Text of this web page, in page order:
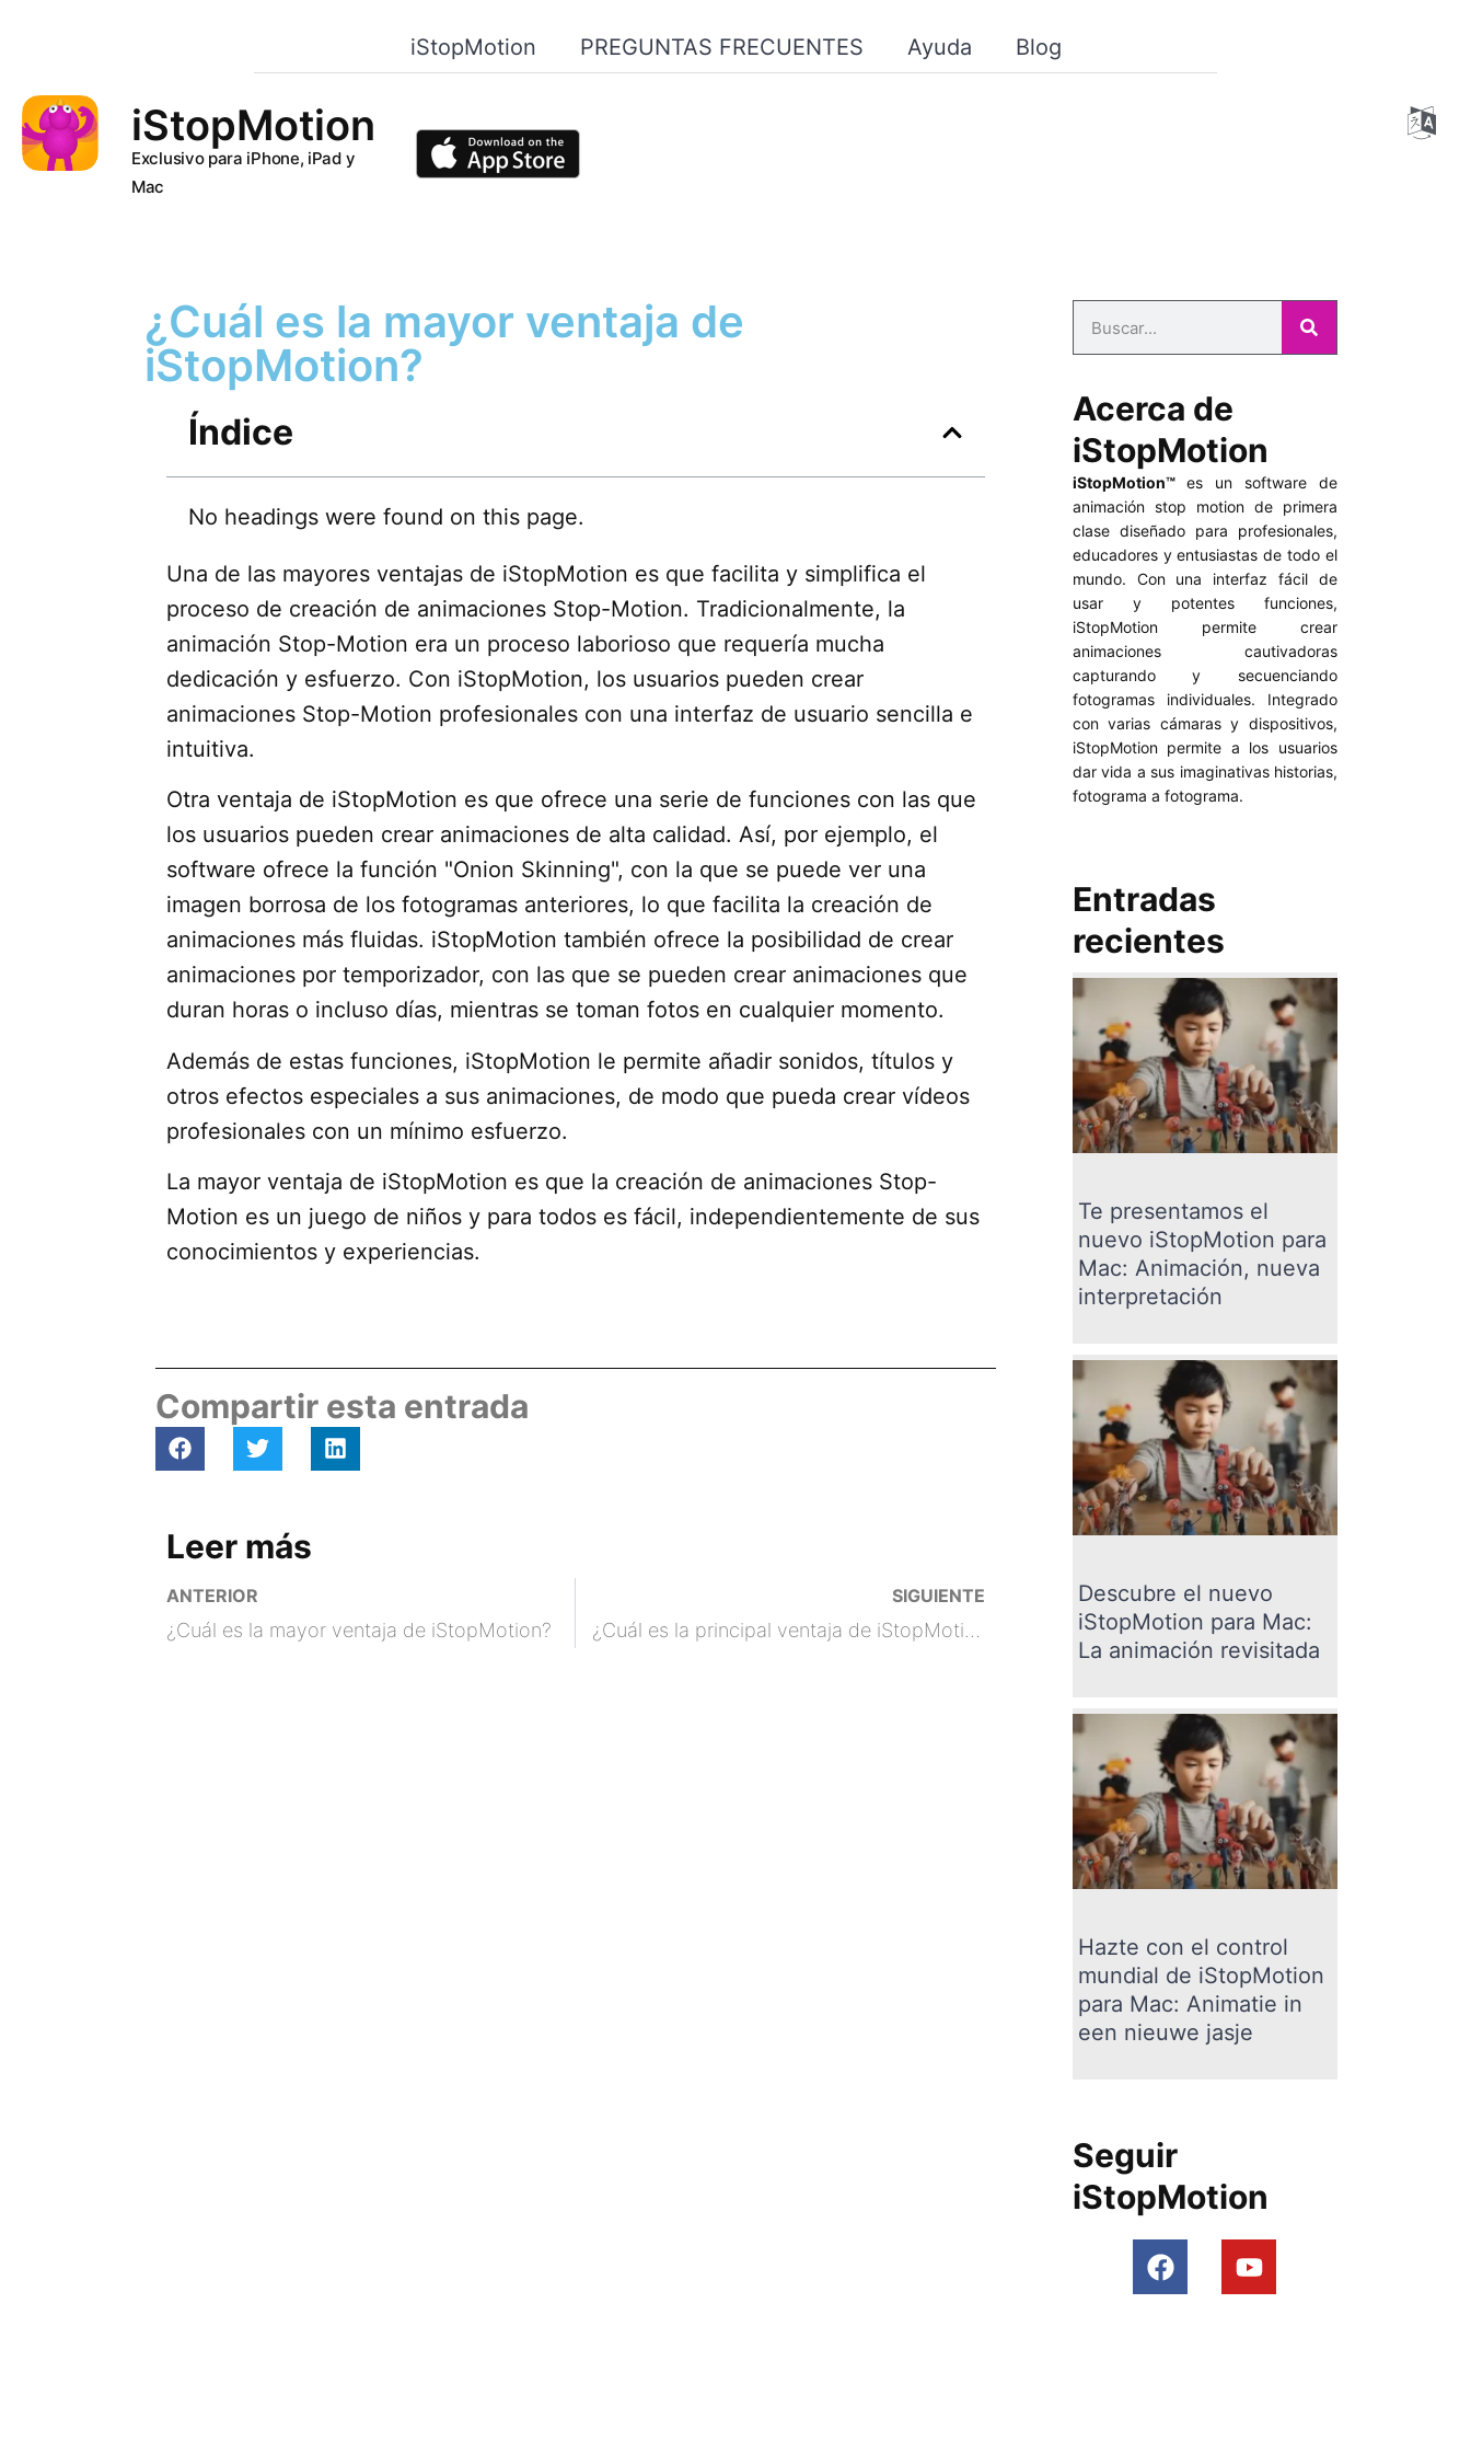
iStopMotion PREGUNTAS FRECUENTES Ayuda Blog
iStopMotion
Exclusivo para iPhone, iPad y
Mac
¿Cuál es la mayor ventaja de
iStopMotion?
Índice
No headings were found on this page.
Una de las mayores ventajas de iStopMotion es que facilita y simplifica el
proceso de creación de animaciones Stop-Motion. Tradicionalmente, la
animación Stop-Motion era un proceso laborioso que requería mucha
dedicación y esfuerzo. Con iStopMotion, los usuarios pueden crear
animaciones Stop-Motion profesionales con una interfaz de usuario sencilla e
intuitiva.
Otra ventaja de iStopMotion es que ofrece una serie de funciones con las que
los usuarios pueden crear animaciones de alta calidad. Así, por ejemplo, el
software ofrece la función "Onion Skinning", con la que se puede ver una
imagen borrosa de los fotogramas anteriores, lo que facilita la creación de
animaciones más fluidas. iStopMotion también ofrece la posibilidad de crear
animaciones por temporizador, con las que se pueden crear animaciones que
duran horas o incluso días, mientras se toman fotos en cualquier momento.
Además de estas funciones, iStopMotion le permite añadir sonidos, títulos y
otros efectos especiales a sus animaciones, de modo que pueda crear vídeos
profesionales con un mínimo esfuerzo.
La mayor ventaja de iStopMotion es que la creación de animaciones Stop-
Motion es un juego de niños y para todos es fácil, independientemente de sus
conocimientos y experiencias.
Compartir esta entrada
Leer más
ANTERIOR
¿Cuál es la mayor ventaja de iStopMotion?
SIGUIENTE
¿Cuál es la principal ventaja de iStopMotion?
Acerca de
iStopMotion
iStopMotion™es un software de
animación stop motion de primera
clase diseñado para profesionales,
educadores y entusiastas de todo el
mundo. Con una interfaz fácil de
usar y potentes funciones,
iStopMotion permite crear
animaciones cautivadoras
capturando y secuenciando
fotogramas individuales. Integrado
con varias cámaras y dispositivos,
iStopMotion permite a los usuarios
dar vida a sus imaginativas historias,
fotograma a fotograma.
Entradas
recientes
Te presentamos el
nuevo iStopMotion para
Mac: Animación, nueva
interpretación
Descubre el nuevo
iStopMotion para Mac:
La animación revisitada
Hazte con el control
mundial de iStopMotion
para Mac: Animatie in
een nieuwe jasje
Seguir
iStopMotion